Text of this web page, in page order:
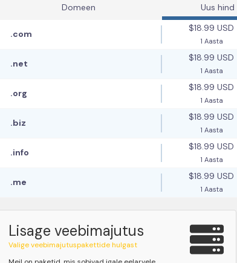
Domeen Uus hind
.com
$18.99 USD
1 Aasta
.net
$18.99 USD
1 Aasta
.org
$18.99 USD
1 Aasta
.biz
$18.99 USD
1 Aasta
.info
$18.99 USD
1 Aasta
.me
$18.99 USD
1 Aasta
Lisage veebimajutus
Valige veebimajutuspakettide hulgast